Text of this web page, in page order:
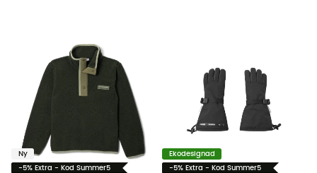
Ny
-5% Extra - Kod Summer5
Ekodesignad
-5% Extra - Kod Summer5